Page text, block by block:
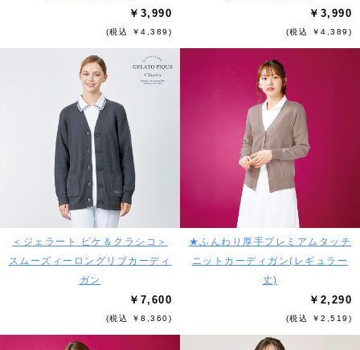
￥3,990
(税込 ￥4,389)
￥3,990
(税込 ￥4,389)
＜ジェラート ピケ＆クラシコ＞
スムーズィーロングリブカーディ
ガン
￥7,600
(税込 ￥8,360)
★ふんわり厚手プレミアムタッチ
ニットカーディガン(レギュラー
丈)
￥2,290
(税込 ￥2,519)